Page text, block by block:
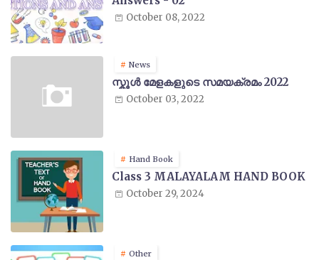
October 08, 2022
News
സ്കൂൾ മേളകളുടെ സമയക്രമം 2022
October 03, 2022
Hand Book
Class 3 MALAYALAM HAND BOOK
October 29, 2024
Other